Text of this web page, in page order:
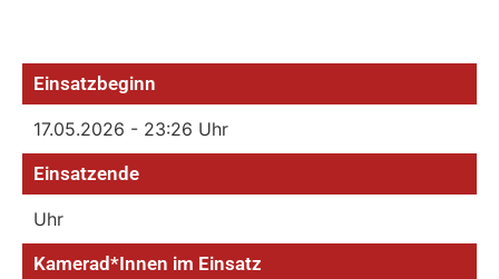
Einsatzbeginn
17.05.2026 - 23:26 Uhr
Einsatzende
Uhr
Kamerad*Innen im Einsatz